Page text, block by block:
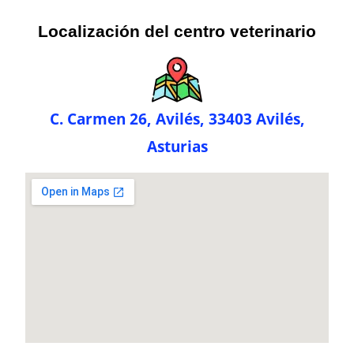
Localización del centro veterinario
C. Carmen 26, Avilés, 33403 Avilés,
Asturias